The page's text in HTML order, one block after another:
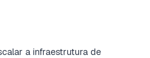
a infraestrutura de